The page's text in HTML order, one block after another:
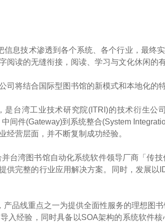
信息技术渗透到各个系统、各个行业，最
阅读的无缝衔接，阅读、学习与文化休闲的
司将结合国际型图书馆的新模式和本地化的
是台湾工业技术研究院(ITRI)的技术衍生
间件(Gateway)到系统整合(System
经营层面，并不断复制成功经验。
台湾图书馆自动化系统软件领导厂商「传
供完整的行业应用解决方案。同时，发展
产品线重点之一为提供全面性服务的理想图
入经验，同时具备以SOA架构的系统软件